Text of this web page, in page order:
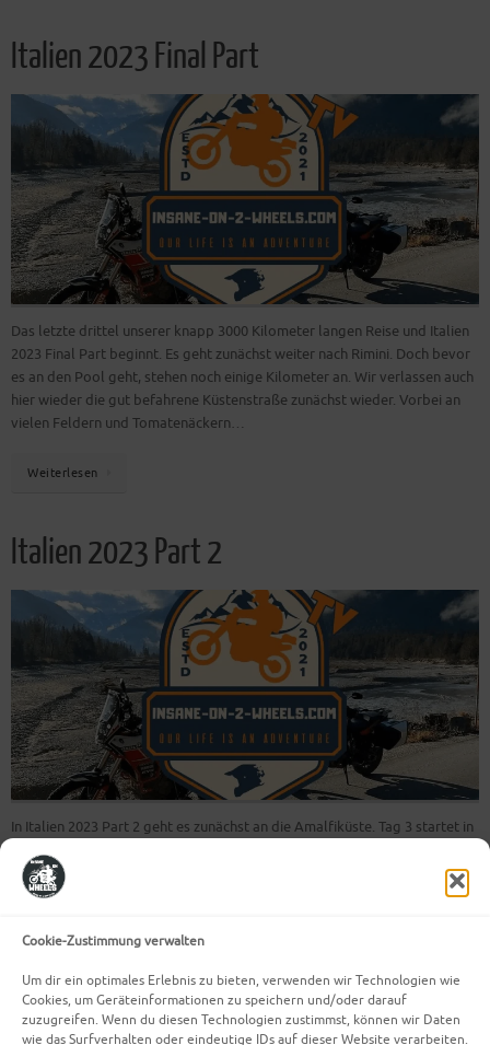
Cookie-Zustimmung verwalten
Um dir ein optimales Erlebnis zu bieten, verwenden wir Technologien wie
Cookies, um Geräteinformationen zu speichern und/oder darauf
zuzugreifen. Wenn du diesen Technologien zustimmst, können wir Daten
wie das Surfverhalten oder eindeutige IDs auf dieser Website verarbeiten.
Italien 2023 Final Part
Das letzte drittel unserer knapp 3000 Kilometer langen Reise und Italien
2023 Final Part beginnt. Es geht zunächst weiter nach Rimini. Doch bevor
es an den Pool geht, stehen noch einige Kilometer an. Wir verlassen auch
hier wieder die gut befahrene Küstenstraße zunächst wieder. Vorbei an
vielen Feldern und Tomatenäckern…
Weiterlesen
Italien 2023 Part 2
In Italien 2023 Part 2 geht es zunächst an die Amalfiküste. Tag 3 startet in
Landesinnere gefahren sind bis wir auf die Küstenstraße von Amalfi
gestoßen sind. Auf dem Weg dorthin sind wir durch eine wunderschöne
Mehr Beiträge